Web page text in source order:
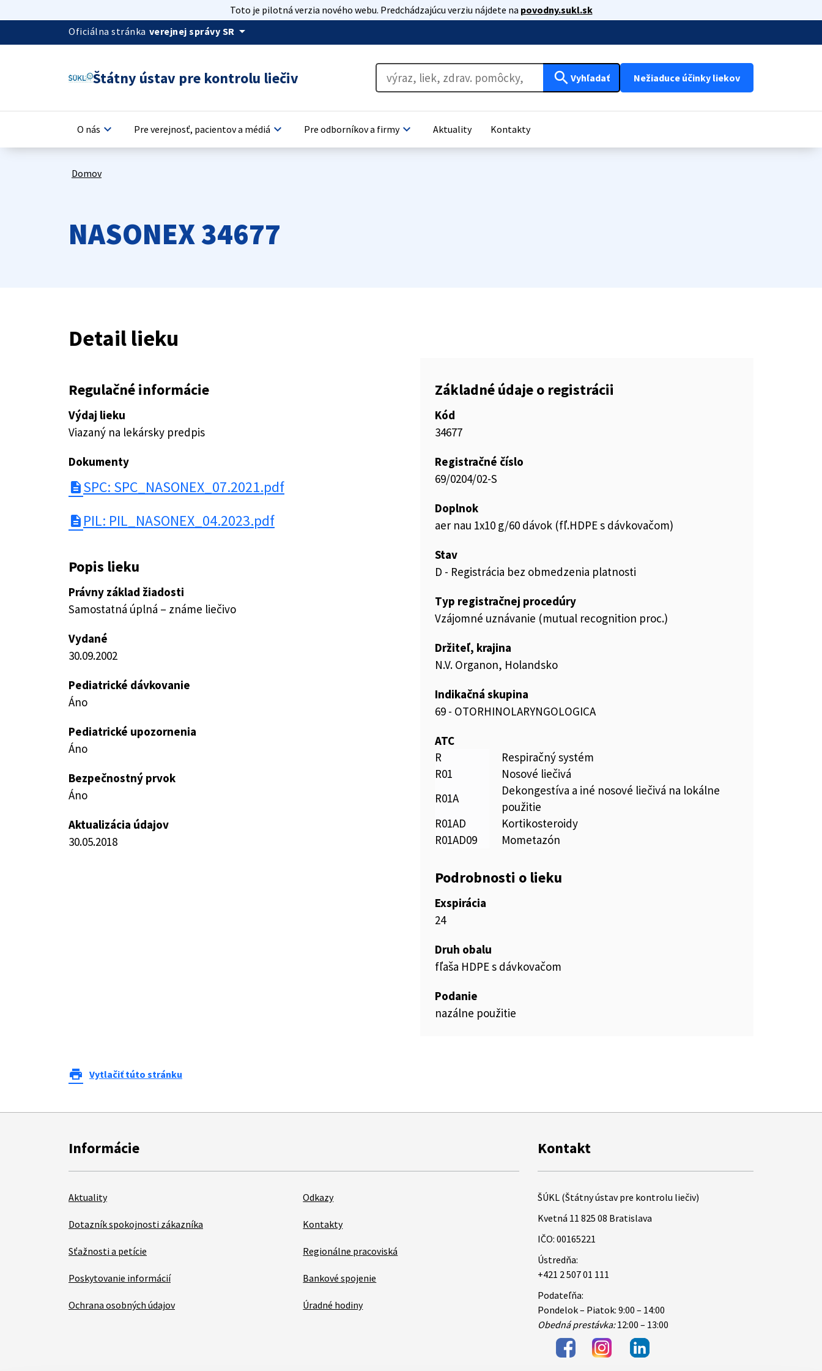
Toto je pilotná verzia nového webu. Predchádzajúcu verziu nájdete na povodny.sukl.sk
Oficiálna stránka verejnej správy SR arrow_drop_down
Štátny ústav pre kontrolu liečiv search Vyhľadať Nežiaduce účinky liekov
O nás keyboard_arrow_down Pre verejnosť, pacientov a médiá keyboard_arrow_down Pre odborníkov a firmykeyboard_arrow_down Aktuality Kontakty
Domov
NASONEX 34677
Detail lieku
Regulačné informácie
Výdaj lieku
Viazaný na lekársky predpis
Dokumenty
description SPC: SPC_NASONEX_07.2021.pdf
description PIL: PIL_NASONEX_04.2023.pdf
Popis lieku
Právny základ žiadosti
Samostatná úplná – známe liečivo
Vydané
30.09.2002
Pediatrické dávkovanie
Áno
Pediatrické upozornenia
Áno
Bezpečnostný prvok
Áno
Aktualizácia údajov
30.05.2018
Základné údaje o registrácii
Kód
34677
Registračné číslo
69/0204/02-S
Doplnok
aer nau 1x10 g/60 dávok (fľ.HDPE s dávkovačom)
Stav
D - Registrácia bez obmedzenia platnosti
Typ registračnej procedúry
Vzájomné uznávanie (mutual recognition proc.)
Držiteľ, krajina
N.V. Organon, Holandsko
Indikačná skupina
69 - OTORHINOLARYNGOLOGICA
ATC
R
Respiračný systém
R01
Nosové liečivá
R01A
Dekongestíva a iné nosové liečivá na lokálne
použitie
R01AD
Kortikosteroidy
R01AD09
Mometazón
Podrobnosti o lieku
Exspirácia
24
Druh obalu
fľaša HDPE s dávkovačom
Podanie
nazálne použitie
print Vytlačiť túto stránku
Informácie
Aktuality
Dotazník spokojnosti zákazníka
Sťažnosti a petície
Poskytovanie informácií
Ochrana osobných údajov
Odkazy
Kontakty
Regionálne pracoviská
Bankové spojenie
Úradné hodiny
Kontakt
ŠÚKL (Štátny ústav pre kontrolu liečiv)
Kvetná 11 825 08 Bratislava
IČO: 00165221
Ústredňa:
+421 2 507 01 111
Podateľňa:
Pondelok – Piatok: 9:00 – 14:00
Obedná prestávka:12:00 – 13:00